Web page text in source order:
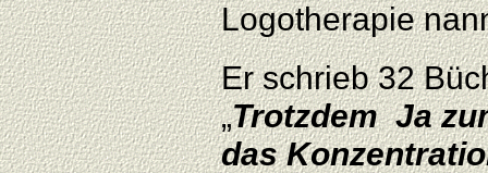
Logotherapie
Er schrieb 32
„Trotzdem Ja
das